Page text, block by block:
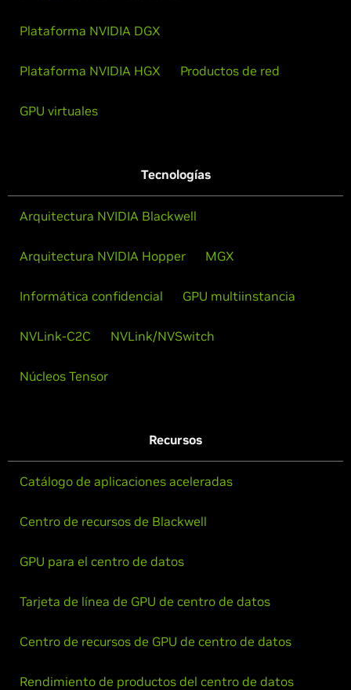
Plataforma NVIDIA DGX
Plataforma NVIDIA HGX Productos de red
GPU virtuales
Tecnologías
Arquitectura NVIDIA Blackwell
Arquitectura NVIDIA Hopper MGX
Informática confidencial GPU multiinstancia
NVLink-C2C NVLink/NVSwitch
Núcleos Tensor
Recursos
Catálogo de aplicaciones aceleradas
Centro de recursos de Blackwell
GPU para el centro de datos
Tarjeta de línea de GPU de centro de datos
Centro de recursos de GPU de centro de datos
Rendimiento de productos del centro de datos